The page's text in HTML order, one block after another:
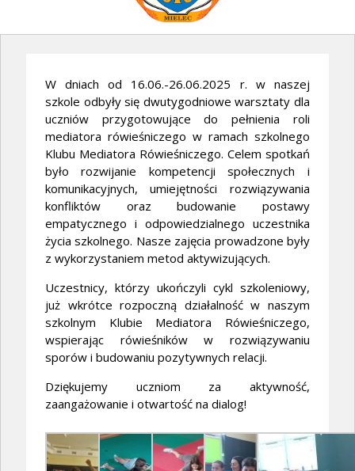
W dniach od 16.06.-26.06.2025 r. w naszej
szkole odbyły się dwutygodniowe warsztaty dla
uczniów przygotowujące do pełnienia roli
mediatora rówieśniczego w ramach szkolnego
Klubu Mediatora Rówieśniczego. Celem spotkań
było rozwijanie kompetencji społecznych i
komunikacyjnych, umiejętności rozwiązywania
konfliktów oraz budowanie postawy
empatycznego i odpowiedzialnego uczestnika
życia szkolnego. Nasze zajęcia prowadzone były
z wykorzystaniem metod aktywizujących.
Uczestnicy, którzy ukończyli cykl szkoleniowy,
już wkrótce rozpoczną działalność w naszym
szkolnym Klubie Mediatora Rówieśniczego,
wspierając rówieśników w rozwiązywaniu
sporów i budowaniu pozytywnych relacji.
Dziękujemy uczniom za aktywność,
zaangażowanie i otwartość na dialog!